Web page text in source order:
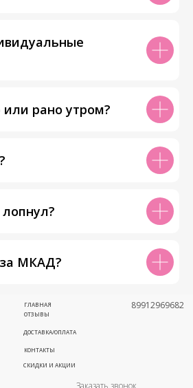
рано утром?
МКАД?
ОТЗЫВЫ
ГЛАВНАЯ
ДОСТАВКА/ОПЛАТА
СКИДКИ И АКЦИИ
КОНТАКТЫ
89912969682
Заказать звонок